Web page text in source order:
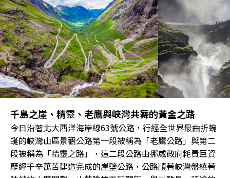
千島之崖、精靈、老鷹與峽灣共舞的黃金之路
今日沿著北大西洋海岸線63號公路，行經全世界最曲折蜿
蜒的峽灣山區景觀公路第一段被稱為「老鷹公路」與第二
段被稱為「精靈之路」，這二段公路由挪威政府耗費巨資
歷經千辛萬苦建造完成的崖壁公路，公路順著峽灣盤繞著